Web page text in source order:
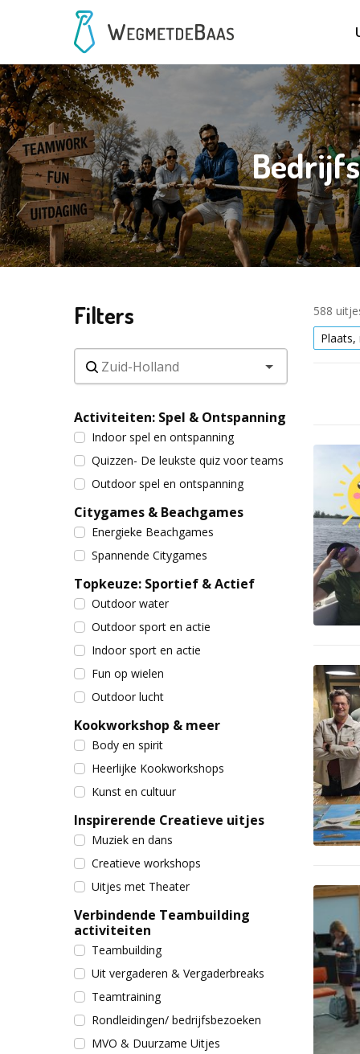
Filters
Activiteiten: Spel & Ontspanning
Indoor spel en ontspanning
Quizzen- De leukste quiz voor teams
Outdoor spel en ontspanning
Citygames & Beachgames
Energieke Beachgames
Spannende Citygames
Topkeuze: Sportief & Actief
Outdoor water
Outdoor sport en actie
Indoor sport en actie
Fun op wielen
Outdoor lucht
Kookworkshop & meer
Body en spirit
Heerlijke Kookworkshops
Kunst en cultuur
Inspirerende Creatieve uitjes
Muziek en dans
Creatieve workshops
Uitjes met Theater
Verbindende Teambuilding
activiteiten
Teambuilding
Uit vergaderen & Vergaderbreaks
Teamtraining
Rondleidingen/ bedrijfsbezoeken
MVO & Duurzame Uitjes
588